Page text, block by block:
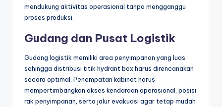
mendukung aktivitas operasional tanpa mengganggu
proses produksi.
Gudang dan Pusat Logistik
Gudang logistik memiliki area penyimpanan yang luas
sehingga distribusi titik hydrant box harus direncanakan
secara optimal. Penempatan kabinet harus
mempertimbangkan akses kendaraan operasional, posisi
rak penyimpanan, serta jalur evakuasi agar tetap mudah